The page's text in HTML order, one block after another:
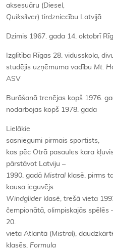
aksesuāru (Diesel,
Quiksilver) tirdzniecību Latvijā
Dzimis 1967. gada 14. oktobrī
Izglītība Rīgas 28. vidusskola,
studējis uzņēmuma vadību Mt.
ASV
Burāšanā trenējas kopš 1976.
nodarbojas kopš 1978. gada
Lielākie
sasniegumi pirmais sportists,
kas pēc Otrā pasaules kara
pārstāvot Latviju –
1990. gadā Mistral klasē, pirms
kausa ieguvējs
Windgliderklasē, trešā vieta
čempionātā, olimpiskajās spēlēs
20.
vieta Atlantā (Mistral),
klasēs, Formula